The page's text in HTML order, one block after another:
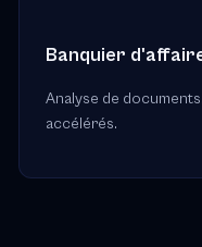
Banquier
Analyse de
accélérés.